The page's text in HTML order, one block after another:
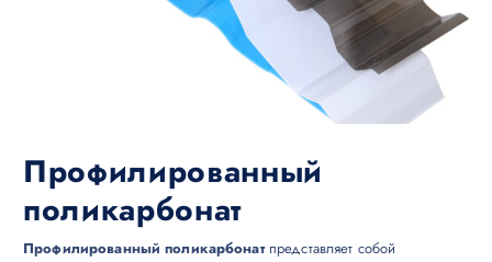
Профилированный
поликарбонат
Профилированный поликарбонатпредставляет собой